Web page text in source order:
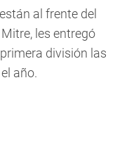
al frente del
les entregó
división las
año.